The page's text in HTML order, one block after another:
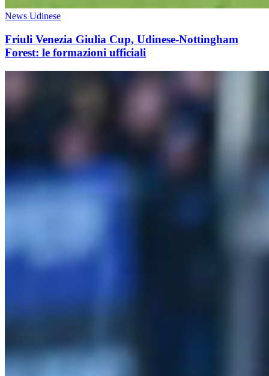
News Udinese
Friuli Venezia Giulia Cup, Udinese-Nottingham
Forest: le formazioni ufficiali